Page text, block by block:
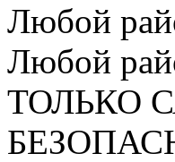
Любой
Любой
ТОЛЬКО